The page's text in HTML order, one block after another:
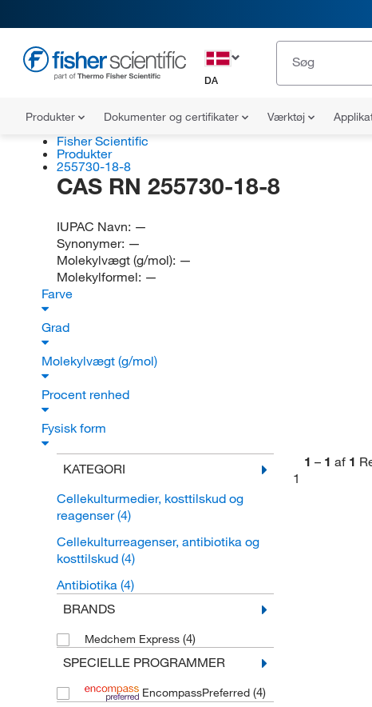
DA
Produkter Dokumenter og certifikater Værktøj
Fisher Scientific
Produkter
255730-18-8
CAS RN 255730-18-8
IUPAC Navn: —
Synonymer: —
Molekylvægt (g/mol): —
Molekylformel: —
Farve
Grad
Molekylvægt (g/mol)
Procent renhed
Fysisk form
KATEGORI
Cellekulturmedier, kosttilskud og
reagenser(4)
Cellekulturreagenser, antibiotika og
kosttilskud (4)
Antibiotika (4)
BRANDS
Medchem Express (4)
SPECIELLE PROGRAMMER
EncompassPreferred (4)
1 – 1 af 1
1